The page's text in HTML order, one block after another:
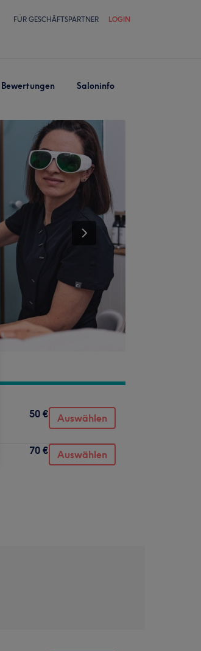
FÜR GESCHÄFTSPARTNER LOGIN
Bewertungen Saloninfo
50 € Auswählen
70 € Auswählen